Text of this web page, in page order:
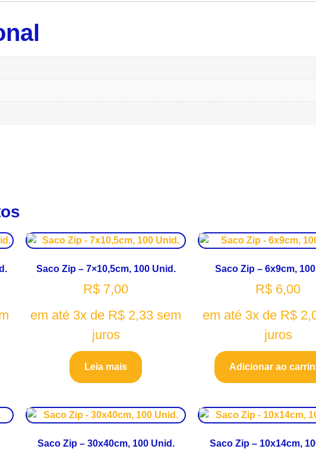
Saco Zip – 7×10,5cm, 100 Unid.
R$ 7,00
em até 3x de R$ 2,33 sem
juros
Leia mais
Saco Zip – 6x9cm,
R$ 6,00
em até 3x de R$
juros
Adicionar ao
Saco Zip – 30x40cm, 100 Unid. Saco Zip – 10x14cm,